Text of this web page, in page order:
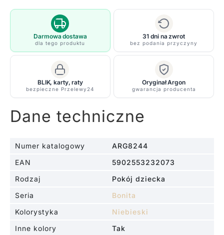
Darmowa dostawa
dla tego produktu
31 dni na zwrot
bez podania przyczyny
BLIK, karty, raty
bezpieczne Przelewy24
Oryginał Argon
gwarancja producenta
Dane techniczne
Numer katalogowy
ARG8244
EAN
5902553232073
Rodzaj
Pokój dziecka
Seria
Bonita
Kolorystyka
Niebieski
Inne kolory
Tak